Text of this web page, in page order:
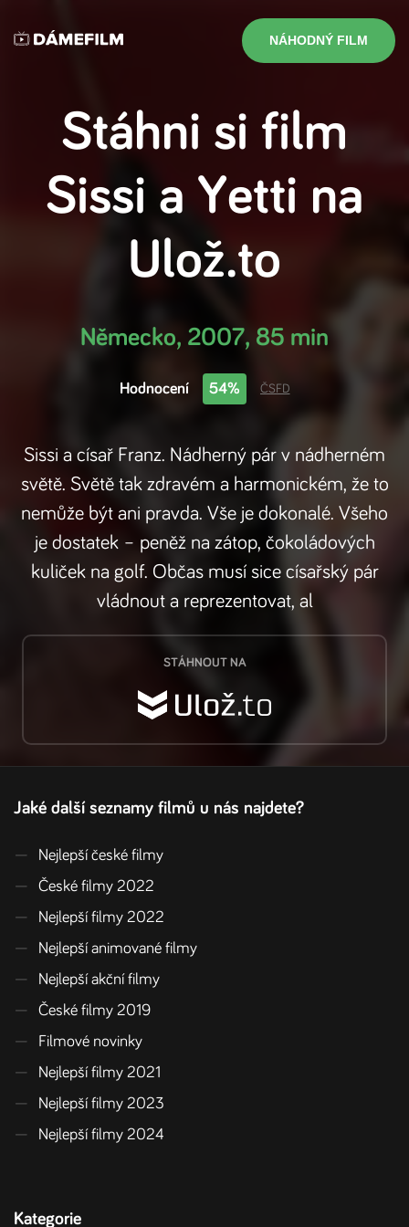
NÁHODNÝ FILM
Stáhni si film
Sissi a Yetti na
Ulož.to
Německo, 2007, 85 min
Hodnocení 54% ČSFD
Sissi a císař Franz. Nádherný pár v nádherném
světě. Světě tak zdravém a harmonickém, že to
nemůže být ani pravda. Vše je dokonalé. Všeho
je dostatek – peněž na zátop, čokoládových
kuliček na golf. Občas musí sice císařský pár
vládnout a reprezentovat, al
STÁHNOUT NA
Jaké další seznamy filmů u nás najdete?
—
Nejlepší české filmy
—
České filmy 2022
—
Nejlepší filmy 2022
—
Nejlepší animované filmy
—
Nejlepší akční filmy
—
České filmy 2019
—
Filmové novinky
—
Nejlepší filmy 2021
—
Nejlepší filmy 2023
—
Nejlepší filmy 2024
Kategorie